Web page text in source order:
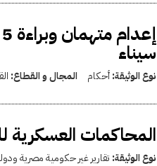
سيناء
نوع الوثيقة:أحكام المجال و القطاع:
المحاكمات العسكرية
نوع الوثيقة: تقارير غير حكومية مصرية